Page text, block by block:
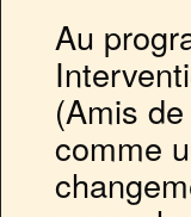
Au
(Amis
comme